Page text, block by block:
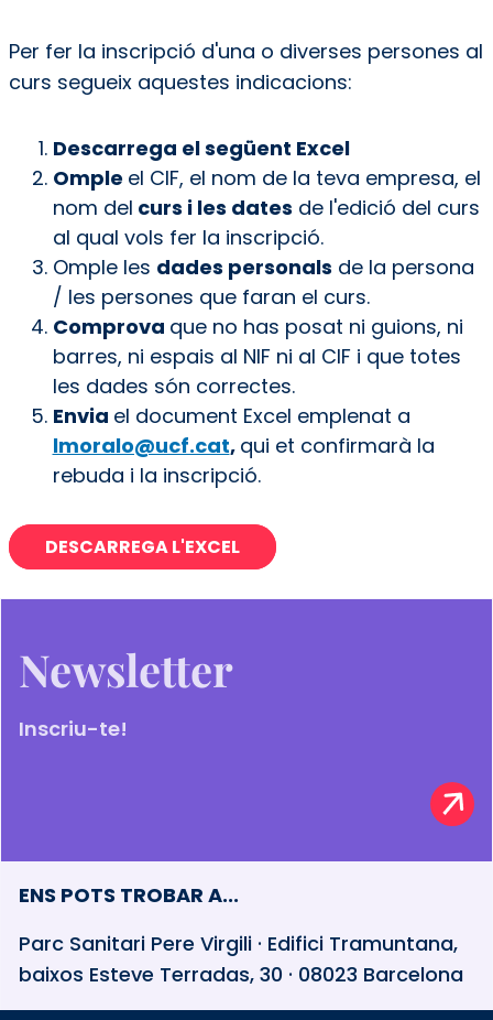
Per fer la inscripció d'una o diverses persones al
curs segueix aquestes indicacions:
Descarrega el següent Excel
Omple el CIF, el nom de la teva empresa, el
nom del curs i les dates de l'edició del curs
al qual vols fer la inscripció.
Omple les dades personals de la persona
/ les persones que faran el curs.
Comprova que no has posat ni guions, ni
barres, ni espais al NIF ni al CIF i que totes
les dades són correctes.
Envia el document Excel emplenat a
lmoralo@ucf.cat, qui et confirmarà la
rebuda i la inscripció.
DESCARREGA L'EXCEL
Newsletter
Inscriu-te!
ENS POTS TROBAR A...
Parc Sanitari Pere Virgili · Edifici Tramuntana,
baixos Esteve Terradas, 30 · 08023 Barcelona